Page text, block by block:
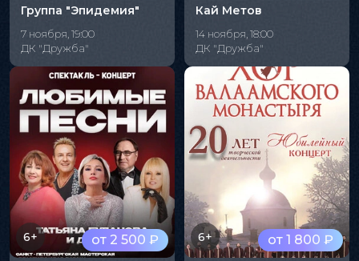
Группа "Эпидемия"
7 ноября, 19:00
ДК "Дружба"
Кай Метов
14 ноября, 18:00
ДК "Дружба"
от 2 500 ₽
6+ от 1 800 ₽
6+